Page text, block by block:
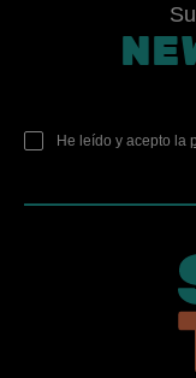
He leído y acepto la